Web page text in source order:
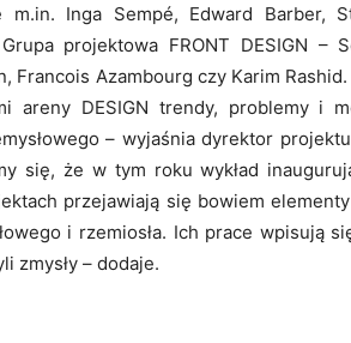
m.in. Inga Sempé, Edward Barber,
projektowa FRONT DESIGN –
Francois Azambourg czy Karim
areny DESIGN trendy, problemy i
– wyjaśnia dyrektor projektu
się, że w tym roku wykład
przejawiają się bowiem
i rzemiosła. Ich prace wpisują
zmysły – dodaje.